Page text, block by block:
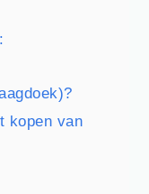
kopen van